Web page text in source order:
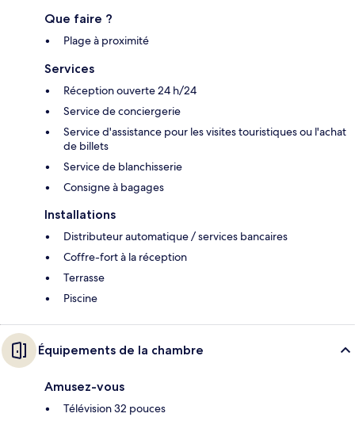
Que faire ?
Plage à proximité
Services
Réception ouverte 24 h/24
Service de conciergerie
Service d'assistance pour les visites touristiques ou l'achat
de billets
Service de blanchisserie
Consigne à bagages
Installations
Distributeur automatique / services bancaires
Coffre-fort à la réception
Terrasse
Piscine
Équipements de la chambre
Amusez-vous
Télévision 32 pouces